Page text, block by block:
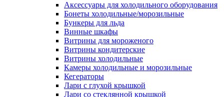
Аксессуары для холодильного оборудования
Бонеты холодильные/морозильные
Бункеры для льда
Винные шкафы
Витрины для мороженого
Витрины кондитерские
Витрины холодильные
Камеры холодильные и морозильные
Кегераторы
Лари с глухой крышкой
Лари со стеклянной крышкой